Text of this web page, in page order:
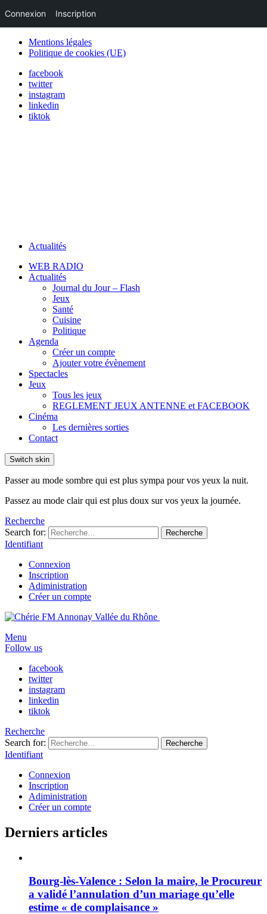
Mentions légales
Politique de cookies (UE)
facebook
twitter
instagram
linkedin
tiktok
Actualités
WEB RADIO
Actualités
Journal du Jour – Flash
Jeux
Santé
Cuisine
Politique
Agenda
Créer un compte
Ajouter votre évènement
Spectacles
Jeux
Tous les jeux
REGLEMENT JEUX ANTENNE et FACEBOOK
Cinéma
Les dernières sorties
Contact
Switch skin
Passer au mode sombre qui est plus sympa pour vos yeux la nuit.
Passez au mode clair qui est plus doux sur vos yeux la journée.
Recherche
Search for:
Recherche
Identifiant
Connexion
Inscription
Adiministration
Créer un compte
Menu
Follow us
facebook
twitter
instagram
linkedin
tiktok
Recherche
Search for:
Recherche
Identifiant
Connexion
Inscription
Adiministration
Créer un compte
Derniers articles
Bourg-lès-Valence : Selon la maire, le Procureur
a validé l’annulation d’un mariage qu’elle
estime « de complaisance »
Connexion Inscription